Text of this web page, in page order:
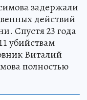
задержали
действий
Спустя 23 года
убийствам
Виталий
полностью